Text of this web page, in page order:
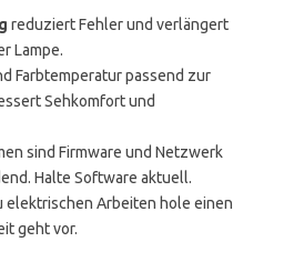
reduziert Fehler und verlängert
Lampe.
Farbtemperatur passend zur
Sehkomfort und
sind Firmware und Netzwerk
Halte Software aktuell.
elektrischen Arbeiten hole einen
geht vor.